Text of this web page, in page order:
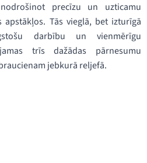
precīzu un uzticamu
apstākļos. Tās vieglā, bet izturīgā
darbību un vienmērīgu
trīs dažādas pārnesumu
jebkurā reljefā.